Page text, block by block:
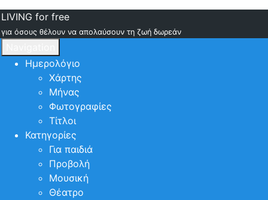
LIVING for free
για όσους θέλουν να απολαύσουν τη ζωή δωρεάν
Ημερολόγιο
Χάρτης
Μήνας
Φωτογραφίες
Τίτλοι
Κατηγορίες
Για παιδιά
Προβολή
Μουσική
Θέατρο